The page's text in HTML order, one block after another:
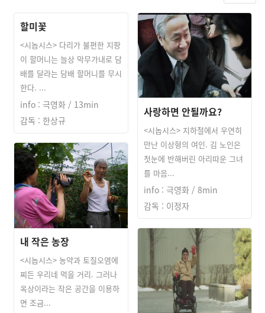
할미꽃
<시놉시스> 다리가 불편한 지팡
이 할머니는 늘상 막무가내로 담
배를 달라는 담배 할머니를 무시
한다. ...
info : 극영화 / 13min
감독 : 한상규
사랑하면 안될까요?
<시놉시스> 지하철에서 우연히
만난 이상형의 여인. 김 노인은
첫눈에 반해버린 아리따운 그녀
를 마음...
info : 극영화 / 8min
감독 : 이정자
내 작은 농장
<시놉시스> 농약과 토질오염에
찌든 우리네 먹을 거리. 그러나
옥상이라는 작은 공간을 이용하
면 조금...